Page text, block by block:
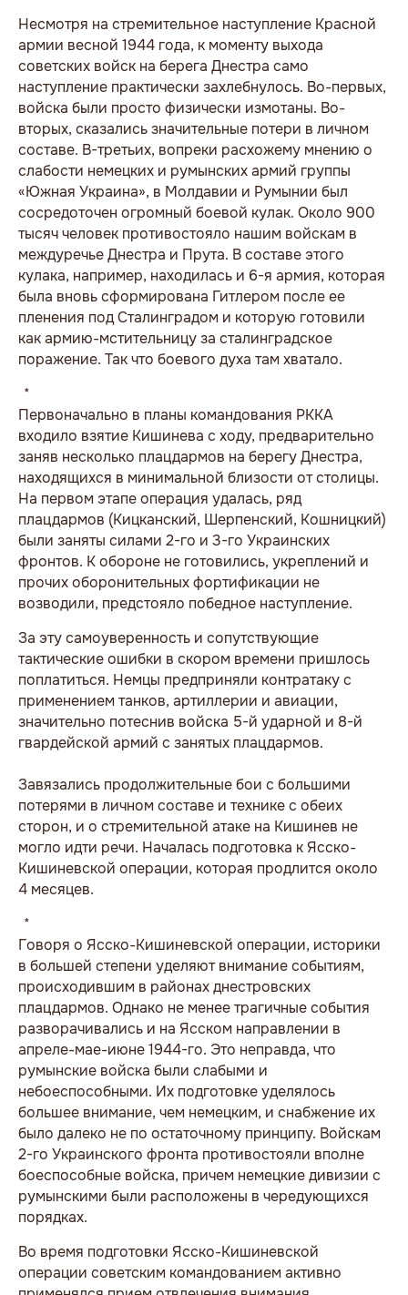
Несмотря на стремительное наступление Красной
армии весной 1944 года, к моменту выхода
советских войск на берега Днестра само
наступление практически захлебнулось. Во-первых,
войска были просто физически измотаны. Во-
вторых, сказались значительные потери в личном
составе. В-третьих, вопреки расхожему мнению о
слабости немецких и румынских армий группы
«Южная Украина», в Молдавии и Румынии был
сосредоточен огромный боевой кулак. Около 900
тысяч человек противостояло нашим войскам в
междуречье Днестра и Прута. В составе этого
кулака, например, находилась и 6-я армия, которая
была вновь сформирована Гитлером после ее
пленения под Сталинградом и которую готовили
как армию-мстительницу за сталинградское
поражение. Так что боевого духа там хватало.
* * *
Первоначально в планы командования РККА
входило взятие Кишинева с ходу, предварительно
заняв несколько плацдармов на берегу Днестра,
находящихся в минимальной близости от столицы.
На первом этапе операция удалась, ряд
плацдармов (Кицканский, Шерпенский, Кошницкий)
были заняты силами 2-го и 3-го Украинских
фронтов. К обороне не готовились, укреплений и
прочих оборонительных фортификации не
возводили, предстояло победное наступление.
За эту самоуверенность и сопутствующие
тактические ошибки в скором времени пришлось
поплатиться. Немцы предприняли контратаку с
применением танков, артиллерии и авиации,
значительно потеснив войска 5-й ударной и 8-й
гвардейской армий с занятых плацдармов.
Завязались продолжительные бои с большими
потерями в личном составе и технике с обеих
сторон, и о стремительной атаке на Кишинев не
могло идти речи. Началась подготовка к Ясско-
Кишиневской операции, которая продлится около
4 месяцев.
* * *
Говоря о Ясско-Кишиневской операции, историки
в большей степени уделяют внимание событиям,
происходившим в районах днестровских
плацдармов. Однако не менее трагичные события
разворачивались и на Ясском направлении в
апреле-мае-июне 1944-го. Это неправда, что
румынские войска были слабыми и
небоеспособными. Их подготовке уделялось
большее внимание, чем немецким, и снабжение их
было далеко не по остаточному принципу. Войскам
2-го Украинского фронта противостояли вполне
боеспособные войска, причем немецкие дивизии с
румынскими были расположены в чередующихся
порядках.
Во время подготовки Ясско-Кишиневской
операции советским командованием активно